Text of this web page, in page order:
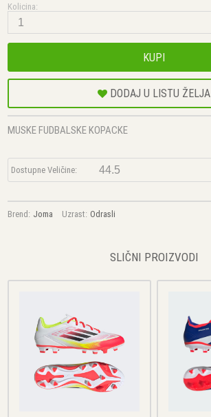
Kolicina:
KUPI
DODAJ U LISTU ŽELJA
MUSKE FUDBALSKE KOPACKE
Dostupne Veličine:
Brend: Joma Uzrast: Odrasli
SLIČNI PROIZVODI